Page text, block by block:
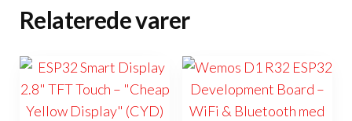
Relaterede varer